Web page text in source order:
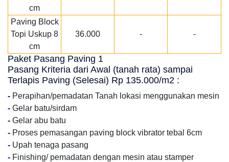
cm
Paving Block
Topi Uskup 8
cm
36.000 - -
Paket Pasang Paving 1
Pasang Kriteria dari Awal (tanah rata) sampai
Terlapis Paving (Selesai) Rp 135.000/m2 :
- Perapihan/pemadatan Tanah lokasi menggunakan mesin
- Gelar batu/sirdam
- Gelar abu batu
- Proses pemasangan paving block vibrator tebal 6cm
- Upah tenaga pasang
- Finishing/ pemadatan dengan mesin atau stamper